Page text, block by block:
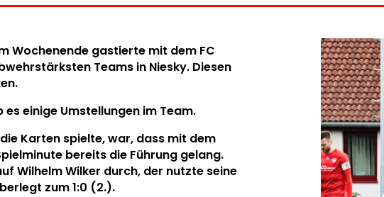
Wochenende gastierte mit dem FC
Teams in Niesky. Diesen
einige Umstellungen im Team.
Karten spielte, war, dass mit dem
bereits die Führung gelang.
Wilhelm Wilker durch, der nutzte seine
zum 1:0 (2.).